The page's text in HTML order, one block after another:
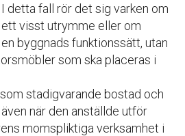
detta fall rör det sig varken om
visst utrymme eller om
byggnads funktionssätt, utan
som ska placeras i
stadigvarande bostad och
när den anställde utför
momspliktiga verksamhet i